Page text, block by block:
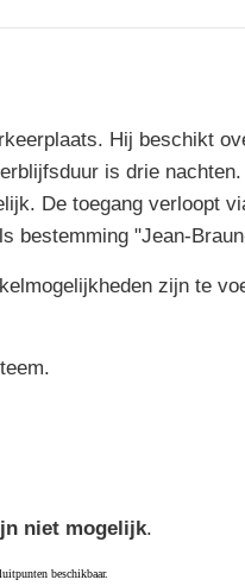
Hij beschikt
is drie
De toegang verloopt
bestemming "Jean-
zijn te
niet mogelijk.
beschikbaar.